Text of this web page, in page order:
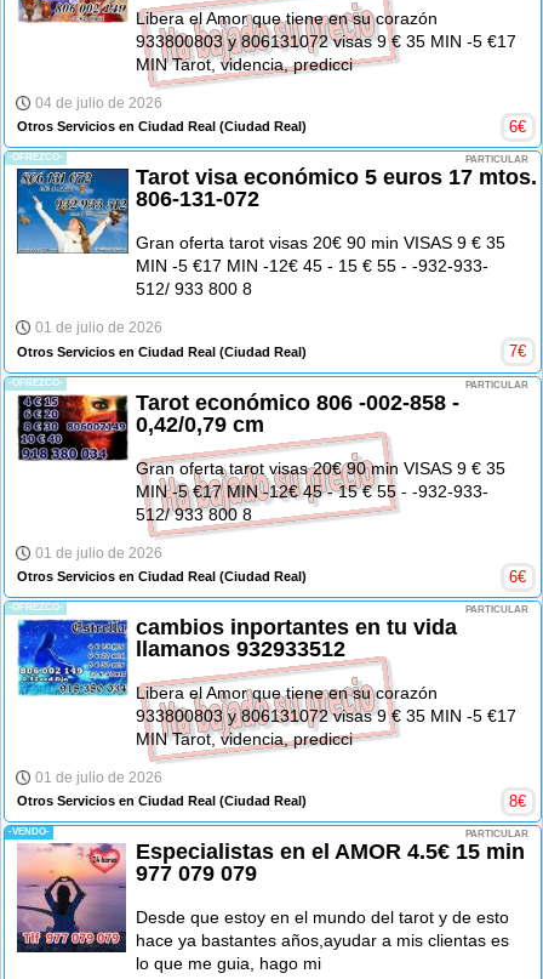
Libera el Amor que tiene en su corazón
933800803 y 806131072 visas 9 € 35 MIN -5 €17
MIN Tarot, videncia, predicci
04 de julio de 2026
Otros Servicios en Ciudad Real (Ciudad Real) 6€
-OFREZCO- PARTICULAR
Tarot visa económico 5 euros 17 mtos.
806-131-072
Gran oferta tarot visas 20€ 90 min VISAS 9 € 35
MIN -5 €17 MIN -12€ 45 - 15 € 55 - -932-933-
512/ 933 800 8
01 de julio de 2026
Otros Servicios en Ciudad Real (Ciudad Real) 7€
-OFREZCO- PARTICULAR
Tarot económico 806 -002-858 -
0,42/0,79 cm
Gran oferta tarot visas 20€ 90 min VISAS 9 € 35
MIN -5 €17 MIN -12€ 45 - 15 € 55 - -932-933-
512/ 933 800 8
01 de julio de 2026
Otros Servicios en Ciudad Real (Ciudad Real) 6€
-OFREZCO- PARTICULAR
cambios inportantes en tu vida
llamanos 932933512
Libera el Amor que tiene en su corazón
933800803 y 806131072 visas 9 € 35 MIN -5 €17
MIN Tarot, videncia, predicci
01 de julio de 2026
Otros Servicios en Ciudad Real (Ciudad Real) 8€
-VENDO- PARTICULAR
Especialistas en el AMOR 4.5€ 15 min
977 079 079
Desde que estoy en el mundo del tarot y de esto
hace ya bastantes años,ayudar a mis clientas es
lo que me guia, hago mi